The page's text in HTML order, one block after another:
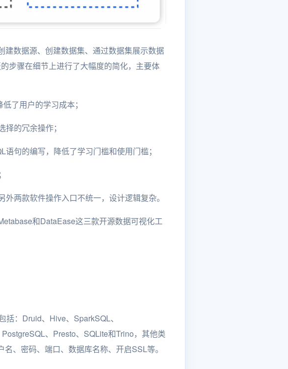
数据源、创建数据集、通过数据集展示数据
步骤在细节上进行了大幅度的简化，主要体
了用户的学习成本；
的冗余操作；
句的编写，降低了学习门槛和使用门槛；
两款软件操作入口不统一，设计逻辑复杂。
和DataEase这三款开源数据可视化工
：Druid、Hive、SparkSQL、
、Presto、SQLite和Trino，其他类
、密码、端口、数据库名称、开启SSL等。